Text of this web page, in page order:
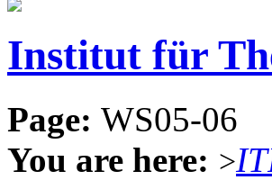
Institut für
Page: WS05-06
You are here: >